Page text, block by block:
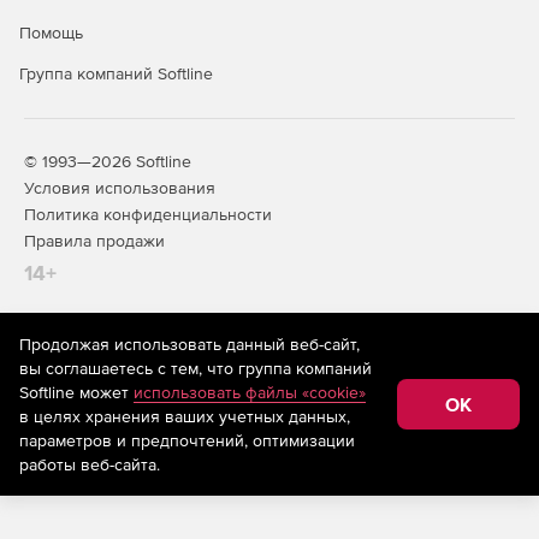
Помощь
Группа компаний Softline
© 1993—2026 Softline
Условия использования
Политика конфиденциальности
Правила продажи
14+
На информационном ресурсе store.softline.ru применяются
рекомендательные технологии(информационные технологии
предоставления информации на основе сбора,
систематизации и анализа сведений, относящихся к
предпочтениям пользователей сети «Интернет»,
находящихся на территории Российской Федерации)
Продолжая использовать данный веб-сайт,
вы соглашаетесь с тем, что группа компаний
Softline может использовать файлы «cookie»
в целях хранения ваших учетных данных,
параметров и предпочтений, оптимизации
работы веб-сайта.
OK